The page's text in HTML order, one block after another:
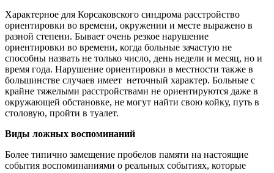
Характерное для Корсаковского синдрома расстройство
ориентировки во времени, окружении и месте выражено в
разной степени. Бывает очень резкое нарушение
ориентировки во времени, когда больные зачастую не
способны назвать не только число, день недели и месяц, но и
время года. Нарушение ориентировки в местности также в
большинстве случаев имеет неточный характер. Больные с
крайне тяжелыми расстройствами не ориентируются даже в
окружающей обстановке, не могут найти свою койку, путь в
столовую, пройти в туалет.
Виды ложных воспоминаний
Более типично замещение пробелов памяти на настоящие
события воспоминаниями о реальных событиях, которые